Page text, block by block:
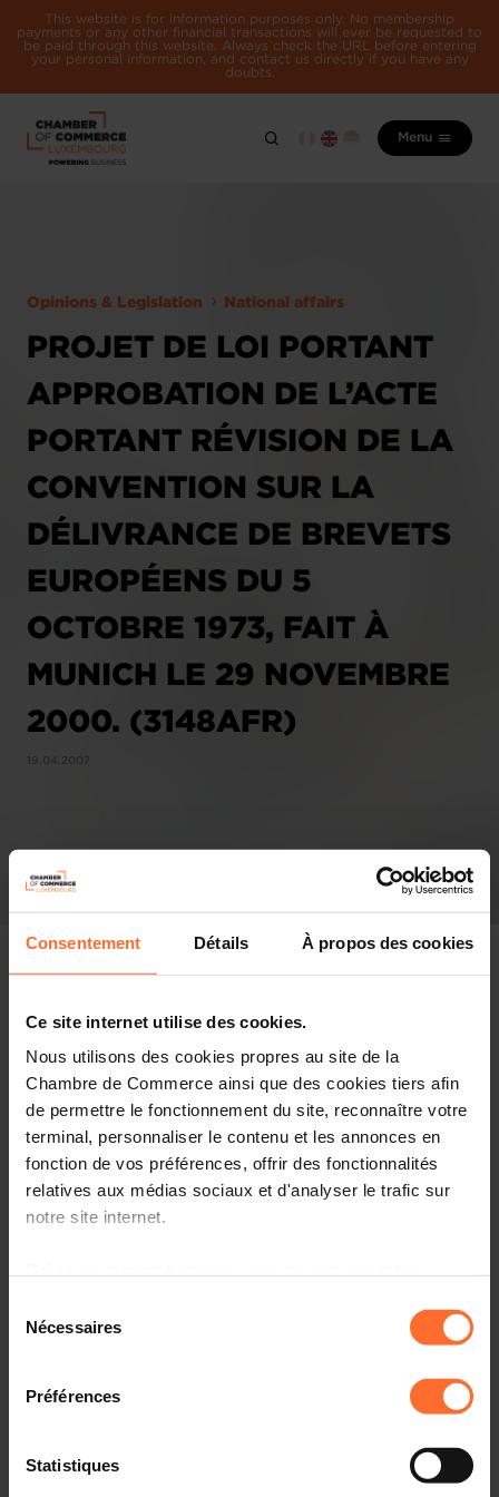
Consentement Détails À propos des cookies
Ce site internet utilise des cookies.
Nous utilisons des cookies propres au site de la
Chambre de Commerce ainsi que des cookies tiers afin
de permettre le fonctionnement du site, reconnaître votre
terminal, personnaliser le contenu et les annonces en
fonction de vos préférences, offrir des fonctionnalités
relatives aux médias sociaux et d'analyser le trafic sur
notre site internet.
à l’exception des cookies strictement nécessaires au
fonctionnement du site. Une description des différents
cookies est accessible sous l’onglet « Détails » ci-
dessus.
Il est précisé que la navigation sur le site et certaines
fonctionnalités (ex : lecture de vidéos, partage sur les
Nécessaires
Préférences
Statistiques
This website is for information purposes only. No membership
payments or any other financial transactions will ever be requested to
be paid through this website. Always check the URL before entering
your personal information, and contact us directly if you have any
doubts.
Menu
Opinions & Legislation National affairs
PROJET DE LOI PORTANT
APPROBATION DE L’ACTE
PORTANT RÉVISION DE LA
CONVENTION SUR LA
DÉLIVRANCE DE BREVETS
EUROPÉENS DU 5
OCTOBRE 1973, FAIT À
MUNICH LE 29 NOVEMBRE
2000. (3148AFR)
Opinions & legislation
Practical info
Share this article
Projet de loi portant approbation de l’Acte portant